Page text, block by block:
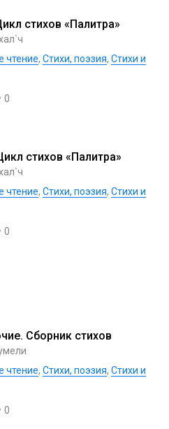
стихов «Палитра»
чтение, Cтихи, поэзия, Стихи и
0
стихов «Палитра»
чтение, Cтихи, поэзия, Стихи и
0
Сборник стихов
чтение, Cтихи, поэзия, Стихи и
0